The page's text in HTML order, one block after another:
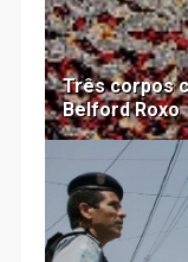
Três corpos
Belford Roxo